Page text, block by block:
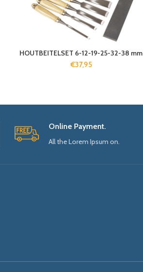
HOUTBEITELSET 6-12-19-25-32-38 mm
€37,95
Online Payment.
All the Lorem Ipsum on.